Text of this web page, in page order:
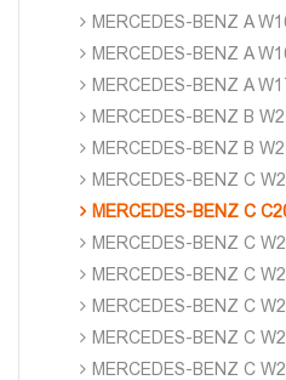
MERCEDES-BENZ A
MERCEDES-BENZ A
MERCEDES-BENZ A
MERCEDES-BENZ B
MERCEDES-BENZ B
MERCEDES-BENZ C
MERCEDES-BENZ C
MERCEDES-BENZ C
MERCEDES-BENZ C
MERCEDES-BENZ C
MERCEDES-BENZ C
MERCEDES-BENZ C